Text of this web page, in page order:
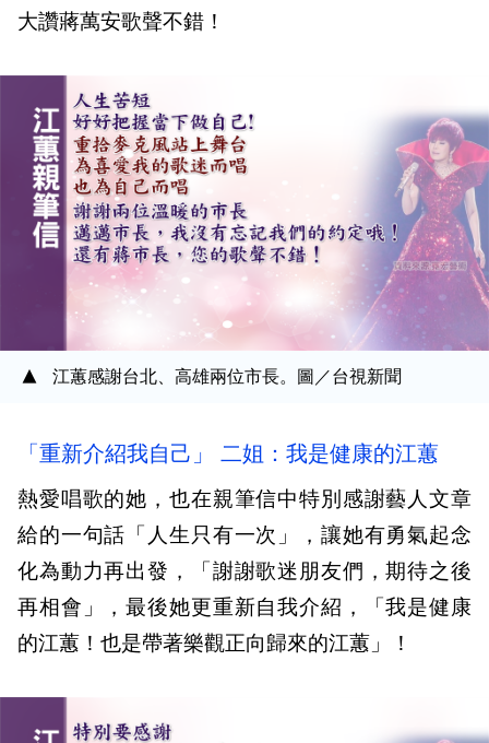
大讚蔣萬安歌聲不錯！
江蕙感謝台北、高雄兩位市長。圖／台視新聞
「重新介紹我自己」 二姐：我是健康的江蕙
熱愛唱歌的她，也在親筆信中特別感謝藝人文章
給的一句話「人生只有一次」，讓她有勇氣起念
化為動力再出發，「謝謝歌迷朋友們，期待之後
再相會」，最後她更重新自我介紹，「我是健康
的江蕙！也是帶著樂觀正向歸來的江蕙」！